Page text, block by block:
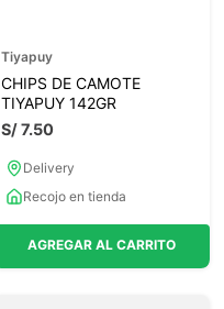
Tiyapuy
CHIPS DE CAMOTE
TIYAPUY 142GR
S/7.50
Delivery
Recojo en tienda
AGREGAR AL CARRITO